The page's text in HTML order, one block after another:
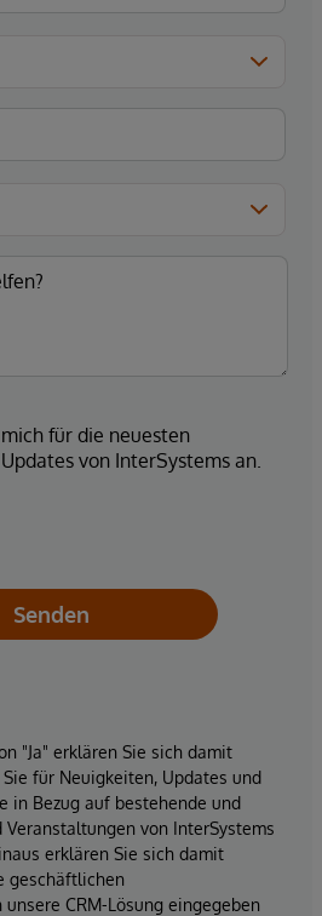
für die neuesten
von InterSystems an.
Senden
"Ja" erklären Sie sich damit
für Neuigkeiten, Updates und
in Bezug auf bestehende und
von InterSystems
erklären Sie sich damit
geschäftlichen
CRM-Lösung eingegeben